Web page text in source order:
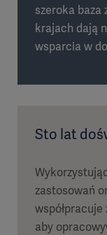
szeroka baza
krajach dają
wsparcia w
Sto lat
zastosowań
aby